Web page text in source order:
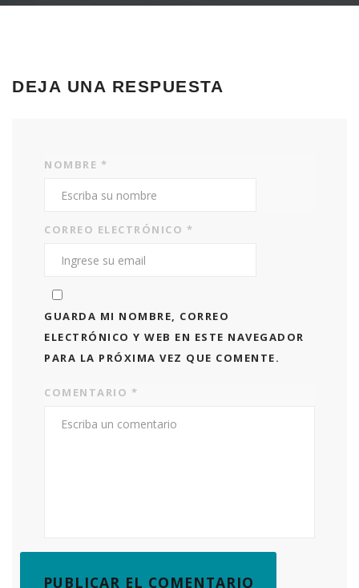
DEJA UNA RESPUESTA
NOMBRE *
CORREO ELECTRÓNICO *
GUARDA MI NOMBRE, CORREO
ELECTRÓNICO Y WEB EN ESTE NAVEGADOR
PARA LA PRÓXIMA VEZ QUE COMENTE.
COMENTARIO *